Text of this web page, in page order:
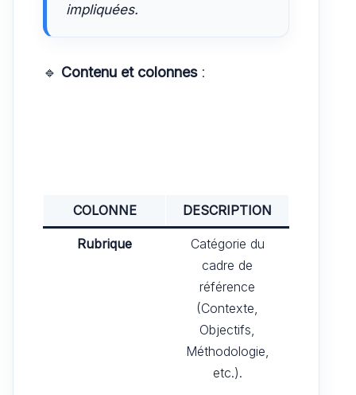
impliquées.
🔹 Contenu et colonnes:
COLONNE DESCRIPTION
Rubrique
Catégorie du
cadre de
référence
(Contexte,
Objectifs,
Méthodologie,
etc.).